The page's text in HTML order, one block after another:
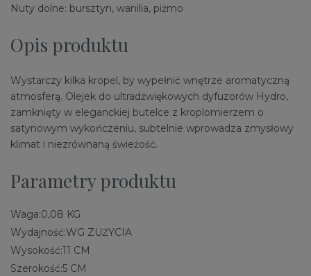
Nuty dolne: bursztyn, wanilia, piżmo
Opis produktu
Wystarczy kilka kropel, by wypełnić wnętrze aromatyczną
atmosferą. Olejek do ultradźwiękowych dyfuzorów Hydro,
zamknięty w eleganckiej butelce z kroplomierzem o
satynowym wykończeniu, subtelnie wprowadza zmysłowy
klimat i niezrównaną świeżość.
Parametry produktu
Waga:0,08 KG
Wydajność:WG ZUŻYCIA
Wysokość:11 CM
Szerokość:5 CM